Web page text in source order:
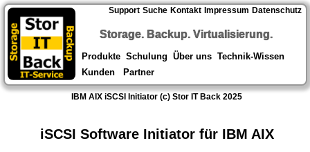
Support Suche Kontakt Impressum Datenschutz
Storage. Backup. Virtualisierung.
Produkte Schulung Über uns Technik-Wissen
Kunden
Partner
IBM AIX iSCSI Initiator (c) Stor IT Back 2025
iSCSI Software Initiator für IBM AIX